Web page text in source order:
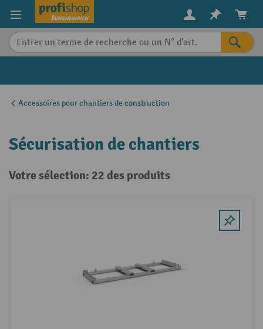
content
Accessoires pour chantiers de construction
Sécurisation de chantiers
Votre sélection: 22 des produits